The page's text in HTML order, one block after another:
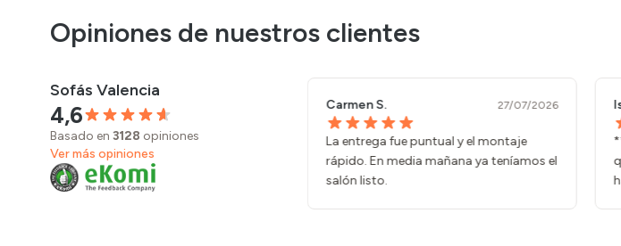
Opiniones de nuestros clientes
Sofás Valencia
4,6
Basado en 3128 opiniones
Ver más opiniones
Carmen S.
La entrega fue puntual y el montaje
rápido. En media mañana ya teníamos el
salón listo.
Isabel N. 27/07/2026
*** nos recomendó una configuración
que al principio no habíamos pensado y
ha quedado perfecta.